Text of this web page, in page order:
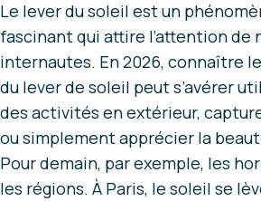
Le lever du soleil est un
fascinant qui attire l’attention de
internautes. En 2026, connaître
du lever de soleil peut s’avérer
des activités en extérieur,
ou simplement apprécier la
Pour demain, par exemple, les
les régions. À Paris, le soleil se